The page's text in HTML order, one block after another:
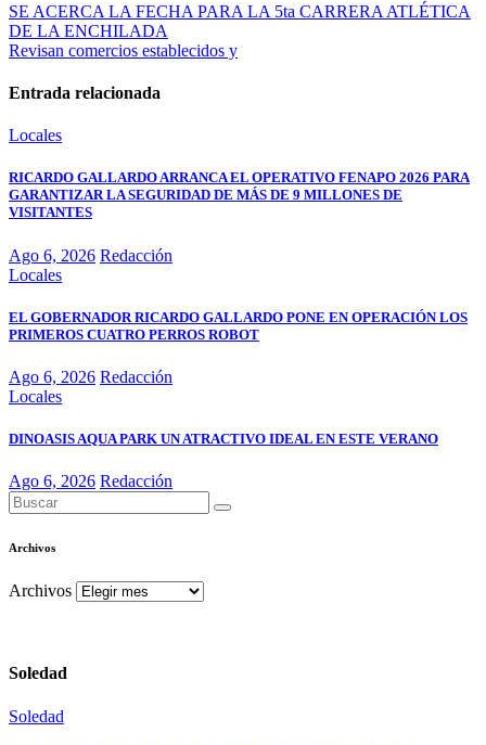
SE ACERCA LA FECHA PARA LA 5ta CARRERA ATLÉTICA
DE LA ENCHILADA
Revisan comercios establecidos y
Entrada relacionada
Locales
RICARDO GALLARDO ARRANCA EL OPERATIVO FENAPO 2026 PARA
GARANTIZAR LA SEGURIDAD DE MÁS DE 9 MILLONES DE
VISITANTES
Ago 6, 2026 Redacción
Locales
EL GOBERNADOR RICARDO GALLARDO PONE EN OPERACIÓN LOS
PRIMEROS CUATRO PERROS ROBOT
Ago 6, 2026 Redacción
Locales
DINOASIS AQUA PARK UN ATRACTIVO IDEAL EN ESTE VERANO
Ago 6, 2026 Redacción
Archivos
Archivos
Soledad
Soledad